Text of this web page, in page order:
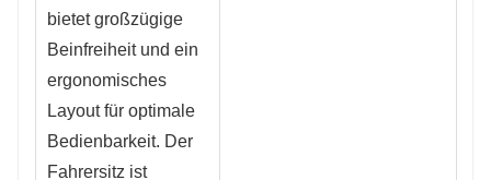
bietet großzügige
Beinfreiheit und ein
ergonomisches
Layout für optimale
Bedienbarkeit. Der
Fahrersitz ist